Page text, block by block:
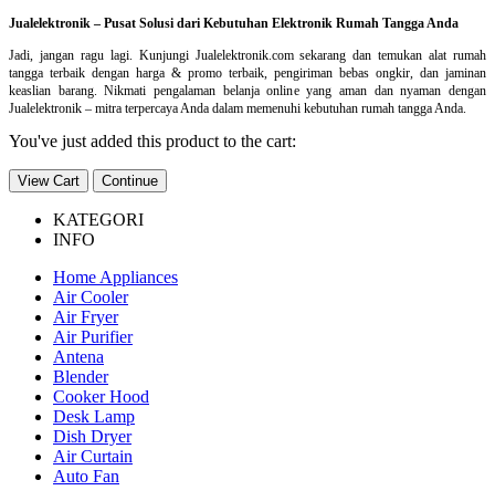
Jualelektronik – Pusat Solusi dari Kebutuhan Elektronik Rumah Tangga Anda
Jadi, jangan ragu lagi. Kunjungi Jualelektronik.com sekarang dan temukan alat rumah
tangga terbaik dengan harga & promo terbaik, pengiriman bebas ongkir, dan jaminan
keaslian barang. Nikmati pengalaman belanja online yang aman dan nyaman dengan
Jualelektronik – mitra terpercaya Anda dalam memenuhi kebutuhan rumah tangga Anda.
You've just added this product to the cart:
View Cart Continue
KATEGORI
INFO
Home Appliances
Air Cooler
Air Fryer
Air Purifier
Antena
Blender
Cooker Hood
Desk Lamp
Dish Dryer
Air Curtain
Auto Fan